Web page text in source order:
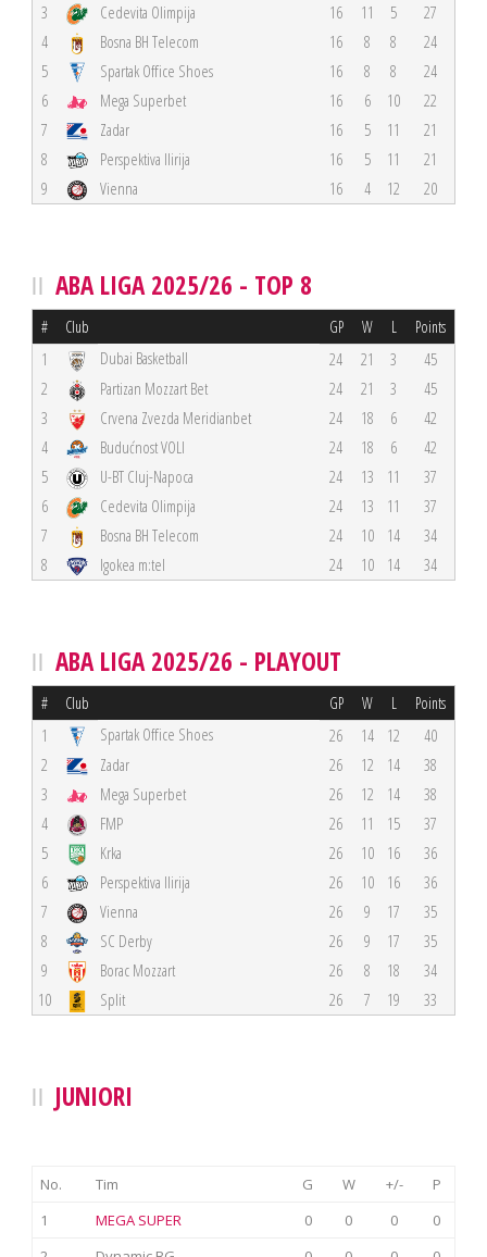
3
Cedevita Olimpija 16 11 5
27
4
Bosna BH Telecom 16 8 8
24
5
Spartak Office Shoes 16 8 8
24
6
Mega Superbet 16 6 10
22
7
Zadar 16 5 11
21
8
Perspektiva Ilirija 16 5 11
21
9
Vienna 16 4 12 20
ABA LIGA 2025/26 - TOP 8
# Club GP W L Points
1 Dubai Basketball 24 21 3
45
2
Partizan Mozzart Bet 24 21 3
45
3
Crvena Zvezda Meridianbet 24 18 6
42
4
Budućnost VOLI 24 18 6
42
5
U-BT Cluj-Napoca 24 13 11
37
6
Cedevita Olimpija 24 13 11
37
7
Bosna BH Telecom 24 10 14
34
8
Igokea m:tel 24 10 14 34
ABA LIGA 2025/26 - PLAYOUT
# Club GP W L Points
1 Spartak Office Shoes 26 14 12
40
2
Zadar 26 12 14
38
3
Mega Superbet 26 12 14
38
4
FMP 26 11 15
37
5
Krka 26 10 16
36
6
Perspektiva Ilirija 26 10 16
36
7
Vienna 26 9 17
35
8
SC Derby 26 9 17
35
9
Borac Mozzart 26 8 18
34
10
Split 26 7 19 33
JUNIORI
No. Tim G W +/-
P
1
MEGA SUPER 0 0 0
0